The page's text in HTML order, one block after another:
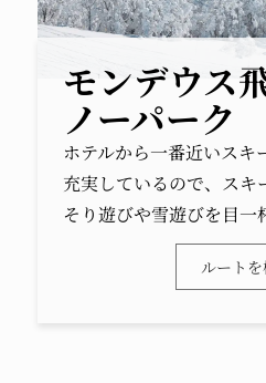
モンデウス
ノーパーク
ホテルから一番近いスキ
充実しているので、スキ
そり遊びや雪遊びを目一
ルート